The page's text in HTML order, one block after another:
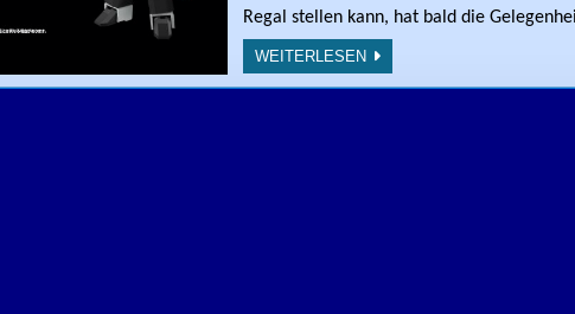
Regal stellen kann, hat bald die
WEITERLESEN